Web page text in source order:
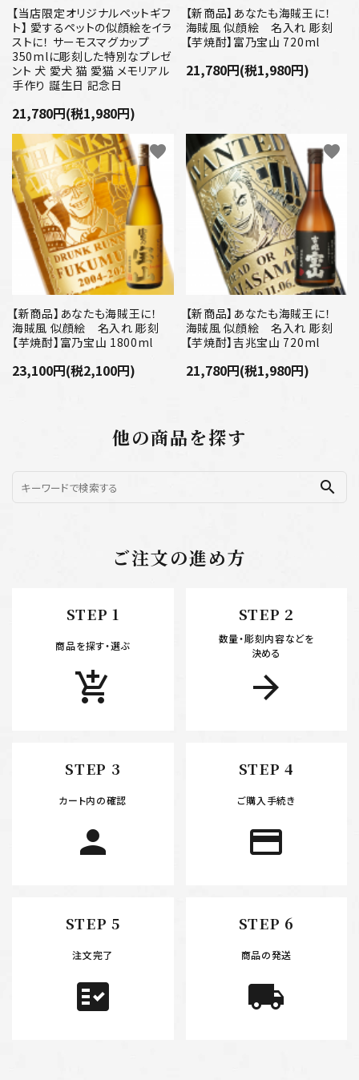
【当店限定オリジナルペットギフ
ト】 愛するペットの似顔絵をイラ
ストに！ サーモスマグカップ
350mlに彫刻した特別なプレゼ
ント 犬 愛犬 猫 愛猫 メモリアル
手作り 誕生日 記念日
21,780円(税1,980円)
【新商品】あなたも海賊王に！
海賊風 似顔絵 名入れ 彫刻
【芋焼酎】富乃宝山 720ml
21,780円(税1,980円)
【新商品】あなたも海賊王に！
海賊風 似顔絵 名入れ 彫刻
【芋焼酎】富乃宝山 1800ml
23,100円(税2,100円)
favorite
【新商品】あなたも海賊王に！
海賊風 似顔絵 名入れ 彫刻
【芋焼酎】吉兆宝山 720ml
21,780円(税1,980円)
favorite
他の商品を探す
search
ご注文の進め方
STEP 1
商品を探す・選ぶ
add_shopping_cart
STEP 2
数量・彫刻内容などを
決める
arrow_forward
STEP 3
カート内の確認
person
STEP 4
ご購入手続き
payment
STEP 5
注文完了
fact_check
STEP 6
商品の発送
local_shipping